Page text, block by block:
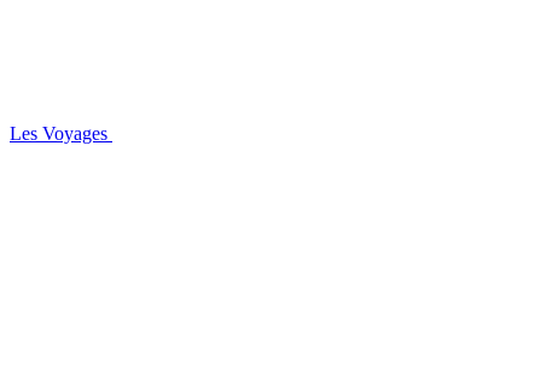
Les Voyages